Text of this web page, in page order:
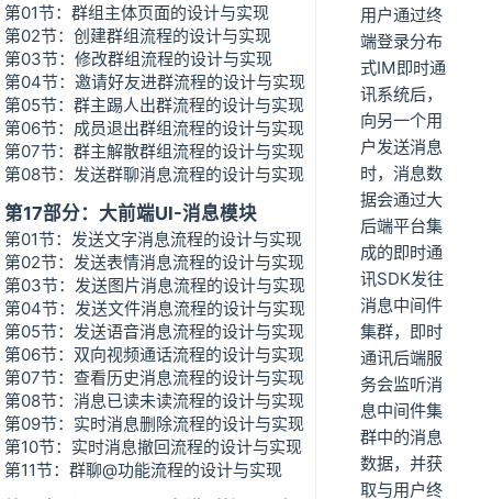
第01节：群组主体页面的设计与实现
第02节：创建群组流程的设计与实现
第03节：修改群组流程的设计与实现
第04节：邀请好友进群流程的设计与实现
第05节：群主踢人出群流程的设计与实现
第06节：成员退出群组流程的设计与实现
第07节：群主解散群组流程的设计与实现
第08节：发送群聊消息流程的设计与实现
第17部分：大前端UI-消息模块
第01节：发送文字消息流程的设计与实现
第02节：发送表情消息流程的设计与实现
第03节：发送图片消息流程的设计与实现
第04节：发送文件消息流程的设计与实现
第05节：发送语音消息流程的设计与实现
第06节：双向视频通话流程的设计与实现
第07节：查看历史消息流程的设计与实现
第08节：消息已读未读流程的设计与实现
第09节：实时消息删除流程的设计与实现
第10节：实时消息撤回流程的设计与实现
第11节：群聊@功能流程的设计与实现
用户通过终
端登录分布
式IM即时通
讯系统后，
向另一个用
户发送消息
时，消息数
据会通过大
后端平台集
成的即时通
讯SDK发往
消息中间件
集群，即时
通讯后端服
务会监听消
息中间件集
群中的消息
数据，并获
取与用户终